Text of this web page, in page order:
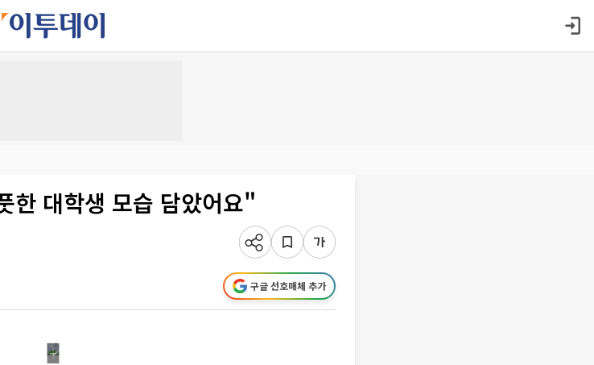
한 대학생 모습 담았어요"
구글 선호매체 추가